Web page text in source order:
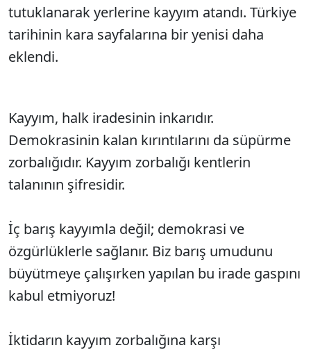
tutuklanarak yerlerine kayyım atandı. Türkiye
tarihinin kara sayfalarına bir yenisi daha
eklendi.
Kayyım, halk iradesinin inkarıdır.
Demokrasinin kalan kırıntılarını da süpürme
zorbalığıdır. Kayyım zorbalığı kentlerin
talanının şifresidir.
İç barış kayyımla değil; demokrasi ve
özgürlüklerle sağlanır. Biz barış umudunu
büyütmeye çalışırken yapılan bu irade gaspını
kabul etmiyoruz!
İktidarın kayyım zorbalığına karşı